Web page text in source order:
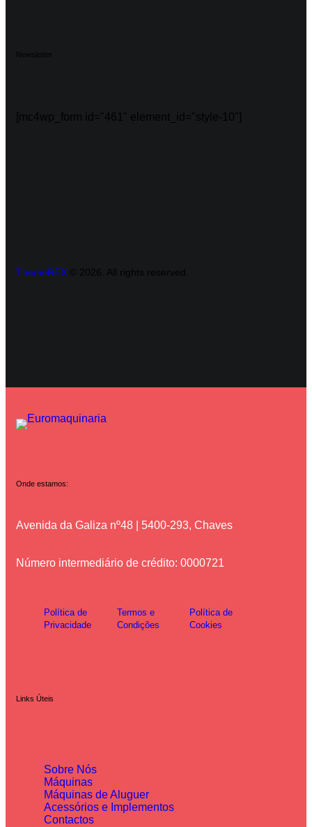
Newsletter
[mc4wp_form id="461" element_id="style-10"]
ThemeREX © 2026. All rights reserved.
Onde estamos:
Avenida da Galiza nº48 | 5400-293, Chaves
Número intermediário de crédito: 0000721
Política de
Privacidade
Termos e
Condições
Política de
Cookies
Links Úteis
Sobre Nós
Máquinas
Máquinas de Aluguer
Acessórios e Implementos
Contactos